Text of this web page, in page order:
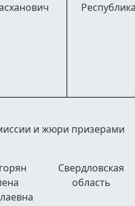
и жюри призерами
Свердловская
область